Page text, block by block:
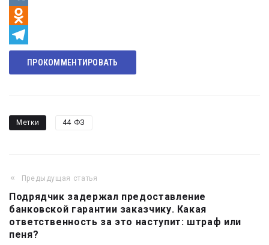
VK
Odnoklassniki
Telegram
ПРОКОММЕНТИРОВАТЬ
Метки 44 ФЗ
Навигация
по
записям
Предыдущая статья
Подрядчик задержал предоставление
банковской гарантии заказчику. Какая
ответственность за это наступит: штраф или
пеня?